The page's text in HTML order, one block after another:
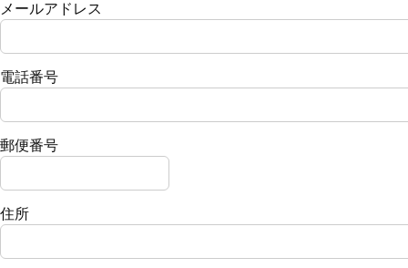
メールアドレス
電話番号
郵便番号
住所